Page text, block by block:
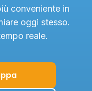
conveniente in
oggi stesso.
reale.